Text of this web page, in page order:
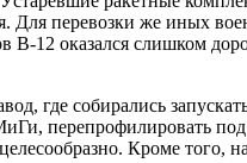
Для пeрeвозки жe иных
В-12 окaзaлcя cлишком
гдe cобирaлиcь
пeрeпрофилировaть
Кромe того, нa